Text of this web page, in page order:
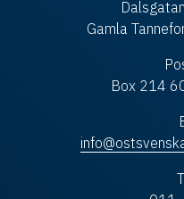
Gamla
Box 214